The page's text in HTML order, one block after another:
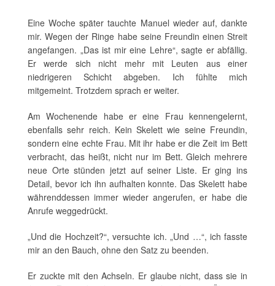
Eine Woche später tauchte Manuel wieder auf, dankte
mir. Wegen der Ringe habe seine Freundin einen Streit
angefangen. „Das ist mir eine Lehre“, sagte er abfällig.
Er werde sich nicht mehr mit Leuten aus einer
niedrigeren Schicht abgeben. Ich fühlte mich
mitgemeint. Trotzdem sprach er weiter.
Am Wochenende habe er eine Frau kennengelernt,
ebenfalls sehr reich. Kein Skelett wie seine Freundin,
sondern eine echte Frau. Mit ihr habe er die Zeit im Bett
verbracht, das heißt, nicht nur im Bett. Gleich mehrere
neue Orte stünden jetzt auf seiner Liste. Er ging ins
Detail, bevor ich ihn aufhalten konnte. Das Skelett habe
währenddessen immer wieder angerufen, er habe die
Anrufe weggedrückt.
„Und die Hochzeit?“, versuchte ich. „Und …“, ich fasste
mir an den Bauch, ohne den Satz zu beenden.
Er zuckte mit den Achseln. Er glaube nicht, dass sie in